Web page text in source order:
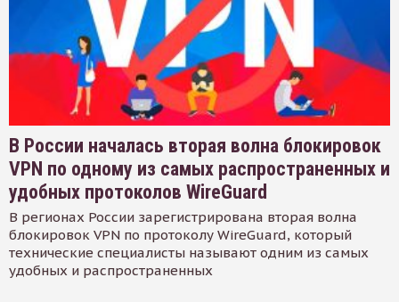
В России началась вторая волна блокировок
VPN по одному из самых распространенных и
удобных протоколов WireGuard
В регионах России зарегистрирована вторая волна
блокировок VPN по протоколу WireGuard, который
технические специалисты называют одним из самых
удобных и распространенных